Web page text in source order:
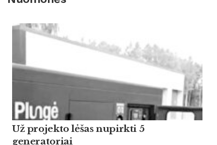
Už projekto lėšas nupirkti 5
generatoriai